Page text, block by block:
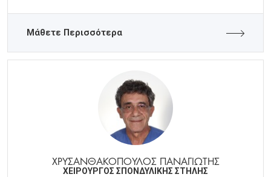
Μάθετε Περισσότερα
ΧΡΥΣΑΝΘΑΚΟΠΟΥΛΟΣ ΠΑΝΑΓΙΩΤΗΣ
ΧΕΙΡΟΥΡΓΟΣ ΣΠΟΝΔΥΛΙΚΗΣ ΣΤΗΛΗΣ